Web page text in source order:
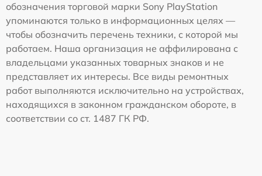
обозначения торговой марки Sony PlayStation
упоминаются только в информационных целях —
чтобы обозначить перечень техники, с которой мы
работаем. Наша организация не аффилирована с
владельцами указанных товарных знаков и не
представляет их интересы. Все виды ремонтных
работ выполняются исключительно на устройствах,
находящихся в законном гражданском обороте, в
соответствии со ст. 1487 ГК РФ.